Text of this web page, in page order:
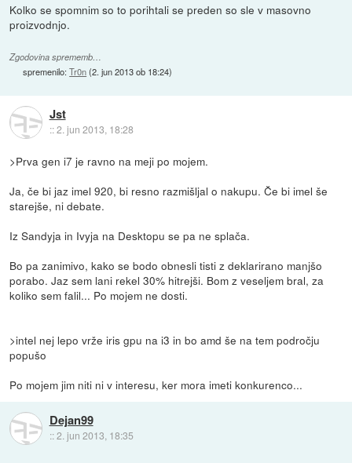
Kolko se spomnim so to porihtali se preden so sle v masovno
proizvodnjo.
Zgodovina sprememb…
spremenilo:Tr0n(2. jun 2013 ob 18:24)
Jst
::2. jun 2013, 18:28
>Prva gen i7 je ravno na meji po mojem.
Ja, če bi jaz imel 920, bi resno razmišljal o nakupu. Če bi imel še
starejše, ni debate.
Iz Sandyja in Ivyja na Desktopu se pa ne splača.
Bo pa zanimivo, kako se bodo obnesli tisti z deklarirano manjšo
porabo. Jaz sem lani rekel 30% hitrejši. Bom z veseljem bral, za
koliko sem falil... Po mojem ne dosti.
>intel nej lepo vrže iris gpu na i3 in bo amd še na tem področju
popušo
Po mojem jim niti ni v interesu, ker mora imeti konkurenco...
Dejan99
::2. jun 2013, 18:35